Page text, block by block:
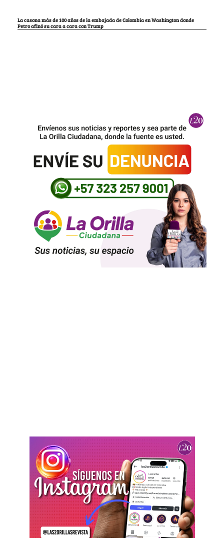
La casona más de 100 años de la embajada de Colombia en Washington donde
Petro afinó su cara a cara con Trump